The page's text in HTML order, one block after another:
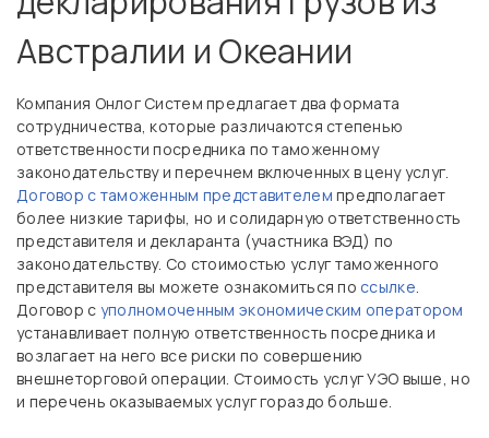
Австралии и Океании
Компания Онлог Систем предлагает два формата
сотрудничества, которые различаются степенью
ответственности посредника по таможенному
законодательству и перечнем включенных в цену услуг.
Договор с таможенным представителем предполагает
более низкие тарифы, но и солидарную ответственность
представителя и декларанта (участника ВЭД) по
законодательству. Со стоимостью услуг таможенного
представителя вы можете ознакомиться по ссылке.
Договор с уполномоченным экономическим оператором
устанавливает полную ответственность посредника и
возлагает на него все риски по совершению
внешнеторговой операции. Стоимость услуг УЭО выше, но
и перечень оказываемых услуг гораздо больше.